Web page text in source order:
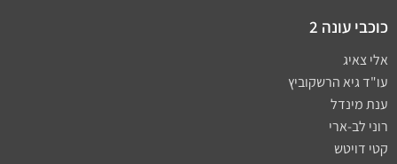
כוכבי עונה 2
אלי צאיג
עו"ד גיא הרשקוביץ
ענת מינדל
רוני לב-ארי
קטי דויטש